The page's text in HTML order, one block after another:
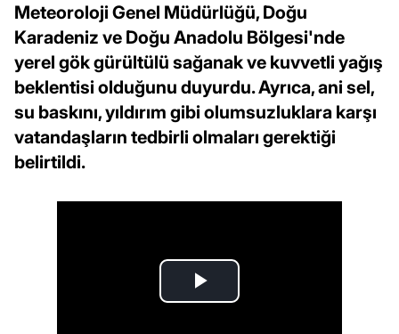
Meteoroloji Genel Müdürlüğü, Doğu
Karadeniz ve Doğu Anadolu Bölgesi'nde
yerel gök gürültülü sağanak ve kuvvetli yağış
beklentisi olduğunu duyurdu. Ayrıca, ani sel,
su baskını, yıldırım gibi olumsuzluklara karşı
vatandaşların tedbirli olmaları gerektiği
belirtildi.